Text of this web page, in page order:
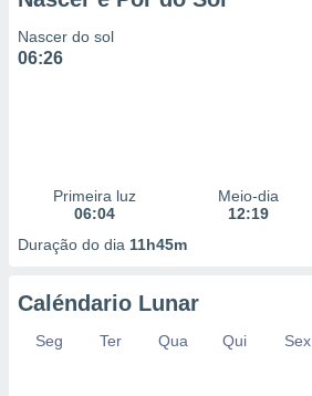
Nascer do sol
06:26
Primeira luz
06:04
Meio-dia
12:19
Duração do dia 11h45m
Caléndario Lunar
Seg Ter Qua Qui Sex